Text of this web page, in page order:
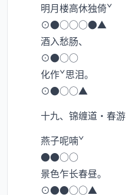
明月楼高休独倚ˇ
⊙●○○○●▲
酒入愁肠、
⊙●○○
化作ˇ思泪。
⊙●○○▲
十九、锦缠道·春
燕子呢喃ˇ
●●○○
景色乍长春昼。
⊙●●○○▲